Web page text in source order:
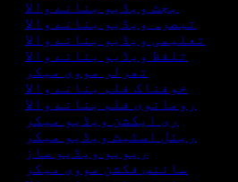
بجٹ ویڈیو بنانے والا
تبصرہ ویڈیو بنانے والا
تعلیمی ویڈیو بنانے والا
تلفظ ویڈیو بنانے والا
تھرلر مووی میکر
خوفناک فلم بنانے والا
رومانوی فلم بنانے والا
ری ایکشن ویڈیو میکر
ریئل اسٹیٹ ویڈیو میکر
ریویو ویڈیو ساز
سائنس فکشن مووی میکر